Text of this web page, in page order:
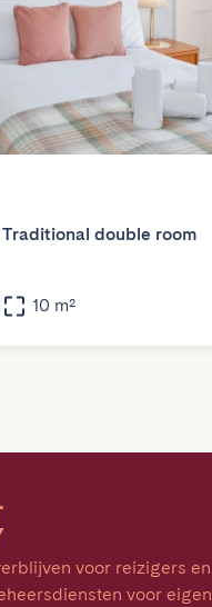
double room
10 m²
voor reizigers en
voor